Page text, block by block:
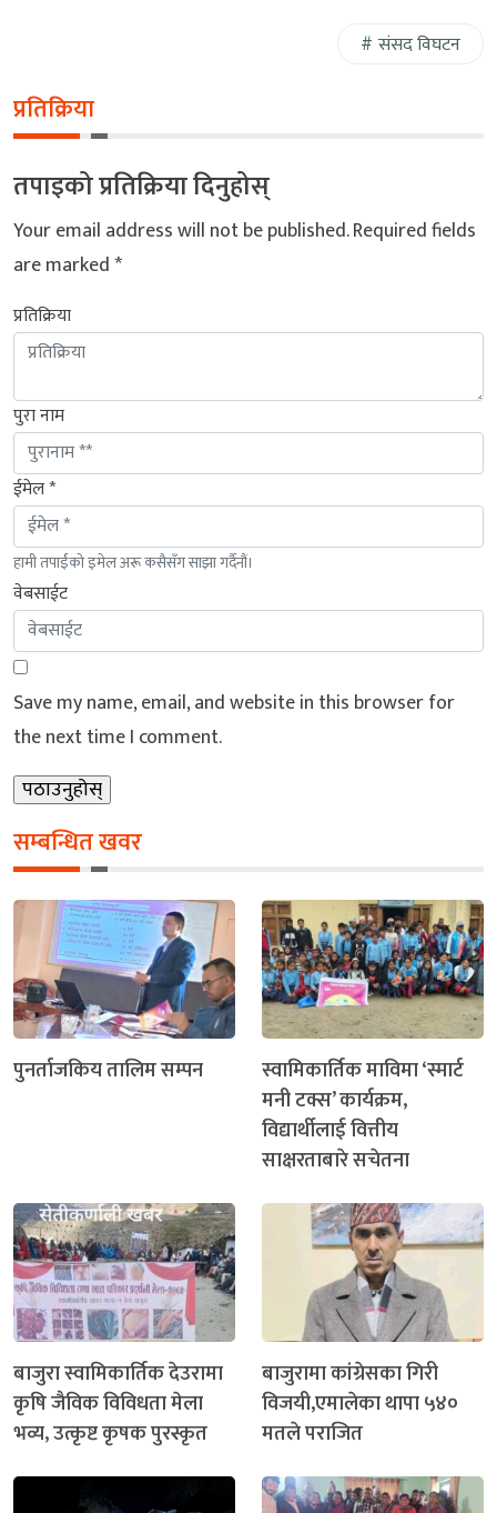
संसद विघटन
प्रतिक्रिया
तपाइको प्रतिक्रिया दिनुहोस्
Your email address will not be published.Required fields
are marked*
प्रतिक्रिया
पुरा नाम
ईमेल *
हामी तपाईंको इमेल अरू कसैसँग साझा गर्दैनौं।
वेबसाईट
Save my name, email, and website in this browser for
the next time I comment.
सम्बन्धित खवर
पुनर्ताजकिय तालिम सम्पन
स्वामिकार्तिक माविमा ‘स्मार्ट
मनी टक्स’ कार्यक्रम,
विद्यार्थीलाई वित्तीय
साक्षरताबारे सचेतना
बाजुरा स्वामिकार्तिक देउरामा
कृषि जैविक विविधता मेला
भव्य, उत्कृष्ट कृषक पुरस्कृत
बाजुरामा कांग्रेसका गिरी
विजयी,एमालेका थापा ५४०
मतले पराजित